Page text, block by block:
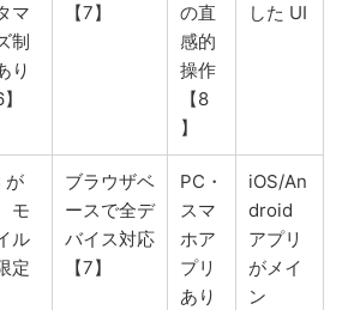
マ
制
り
【7】
の直
感的
操作
【8
】
した UI
が
モ
ル
定
ブラウザベ
ースで全デ
バイス対応
【7】
PC・
スマ
ホア
プリ
あり
iOS/An
droid
アプリ
がメイ
ン